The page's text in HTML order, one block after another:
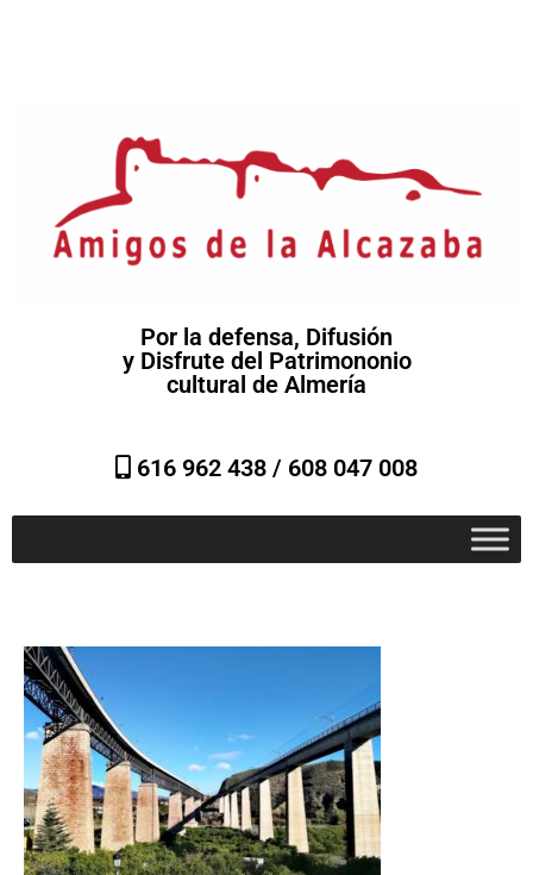
Por la defensa, Difusión
y Disfrute del Patrimononio
cultural de Almería
616 962 438 / 608 047 008